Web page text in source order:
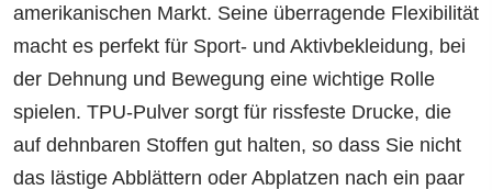
amerikanischen Markt. Seine überragende Flexibilität
macht es perfekt für Sport- und Aktivbekleidung, bei
der Dehnung und Bewegung eine wichtige Rolle
spielen. TPU-Pulver sorgt für rissfeste Drucke, die
auf dehnbaren Stoffen gut halten, so dass Sie nicht
das lästige Abblättern oder Abplatzen nach ein paar